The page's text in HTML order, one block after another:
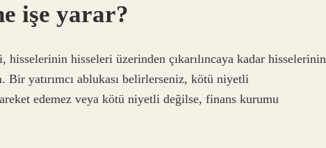
işe yarar?
hisseleri üzerinden çıkarılıncaya kadar hisselerinin
Bir yatırımcı ablukası belirlerseniz, kötü niyetli
edemez veya kötü niyetli değilse, finans kurumu